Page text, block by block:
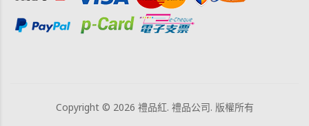
Copyright © 2026 禮品紅. 禮品公司. 版權所有